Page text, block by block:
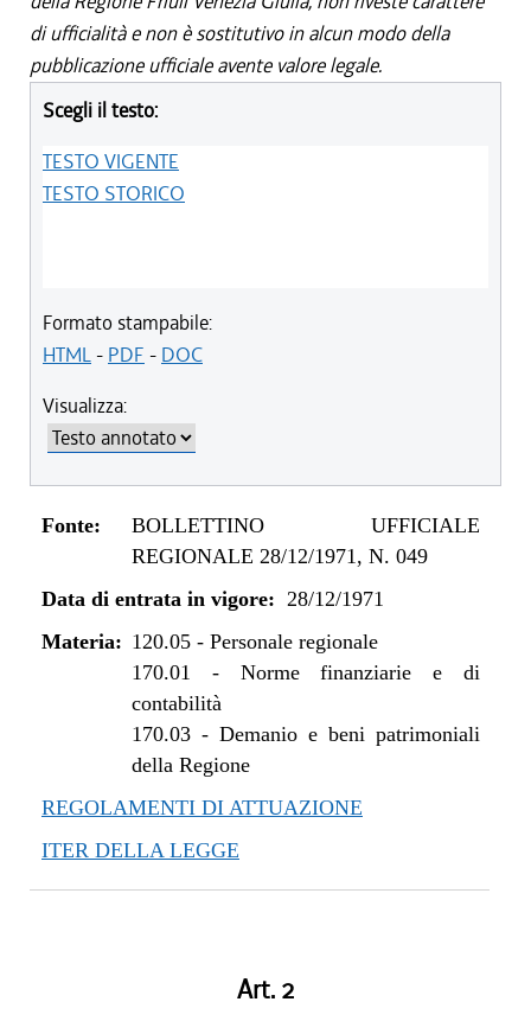
di ufficialità e non è sostitutivo in alcun modo della
pubblicazione ufficiale avente valore legale.
Scegli il testo:
TESTO VIGENTE
TESTO STORICO
Formato stampabile:
HTML- PDF - DOC
Visualizza:
Fonte:
BOLLETTINO UFFICIALE
REGIONALE 28/12/1971, N. 049
Data di entrata in vigore: 28/12/1971
Materia: 120.05- Personale regionale
170.01 - Norme finanziarie e di
contabilità
170.03- Demanio e beni patrimoniali
della Regione
REGOLAMENTI DI ATTUAZIONE
ITER DELLA LEGGE
Art. 2